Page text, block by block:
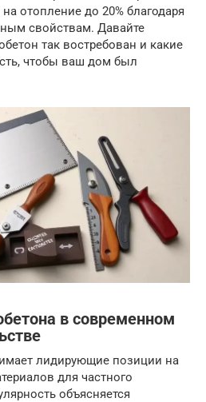
отопление до 20% благодаря
свойствам. Давайте
так востребован и какие
чтобы ваш дом был
в современном
лидирующие позиции на
для частного
объясняется